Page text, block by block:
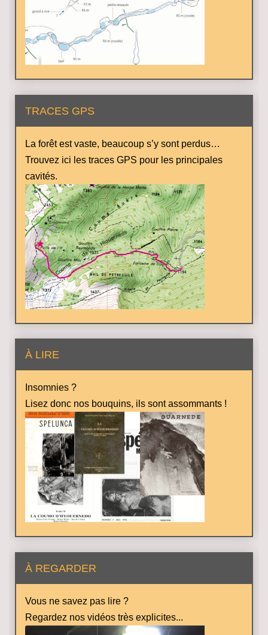
TRACES GPS
La forêt est vaste, beaucoup s’y sont perdus…
Trouvez ici les traces GPS pour les principales
cavités.
À LIRE
Insomnies ?
Lisez donc nos bouquins, ils sont assommants !
À REGARDER
Vous ne savez pas lire ?
Regardez nos vidéos très explicites...